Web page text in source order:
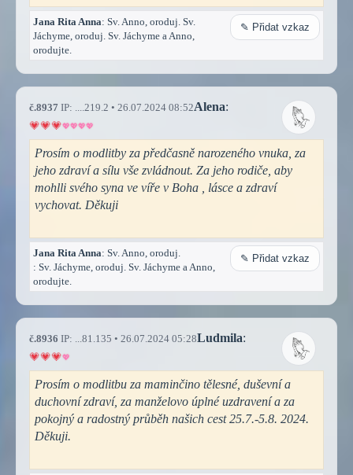
Jana Rita Anna: Sv. Anno, oroduj. Sv.
Jáchyme, oroduj. Sv. Jáchyme a Anno,
orodujte.
✎ Přidat vzkaz
č.8937 IP: ....219.2 • 26.07.2024 08:52Alena:
Prosím o modlitby za předčasně narozeného vnuka, za
jeho zdraví a sílu vše zvládnout. Za jeho rodiče, aby
mohlli svého syna ve víře v Boha , lásce a zdraví
vychovat. Děkuji
Jana Rita Anna: Sv. Anno, oroduj.
: Sv. Jáchyme, oroduj. Sv. Jáchyme a Anno,
orodujte.
✎ Přidat vzkaz
č.8936 IP: ...81.135 • 26.07.2024 05:28Ludmila:
Prosím o modlitbu za maminčino tělesné, duševní a
duchovní zdraví, za manželovo úplné uzdravení a za
pokojný a radostný průběh našich cest 25.7.-5.8. 2024.
Děkuji.